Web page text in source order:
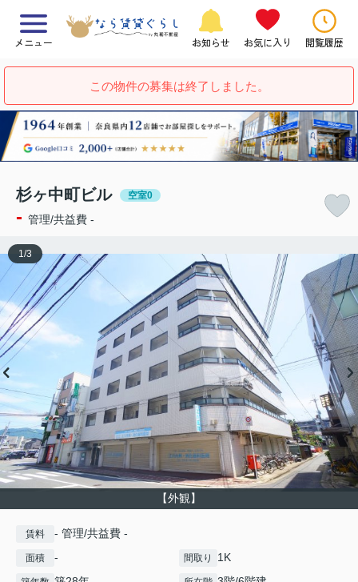
メニュー お知らせ お気に入り 閲覧履歴
この物件の募集は終了しました。
杉ヶ中町ビル 空室0
- 管理/共益費 -
【外観】
1/3
賃料 - 管理/共益費 -
面積 - 間取り 1K